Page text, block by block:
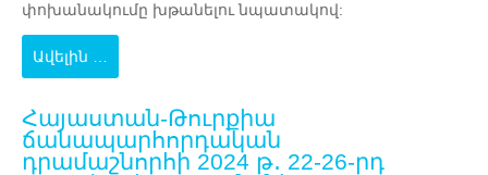
փոխանակումը խթանելու նպատակով:
Ավելին …
Հայաստան-Թուրքիա
ճանապարհորդական
դրամաշնորհի 2024 թ․ 22-26-րդ